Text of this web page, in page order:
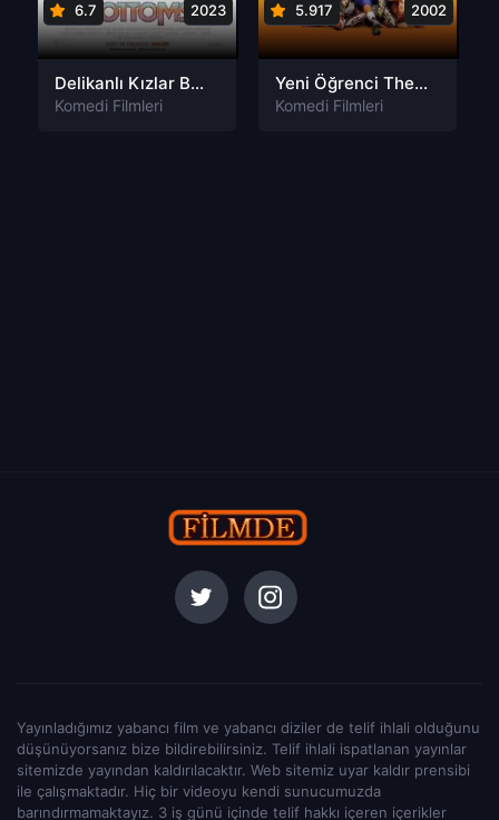
6.7 2023
Delikanlı Kızlar Bottoms Türkçe Dublaj izle
Komedi Filmleri
5.917 2002
Yeni Öğrenci The New Guy Türkçe Dublaj izle
Komedi Filmleri
Yayınladığımız yabancı film ve yabancı diziler de telif ihlali olduğunu
düşünüyorsanız bize bildirebilirsiniz. Telif ihlali ispatlanan yayınlar
sitemizde yayından kaldırılacaktır. Web sitemiz uyar kaldır prensibi
ile çalışmaktadır. Hiç bir videoyu kendi sunucumuzda
barındırmamaktayız. 3 iş günü içinde telif hakkı içeren içerikler